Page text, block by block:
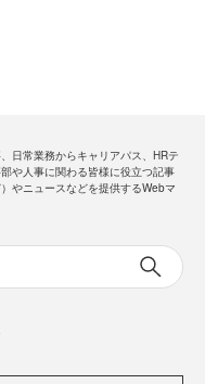
日常業務からキャリアパス、HRテ
や人事に関わる皆様に役立つ記事
）やニュースなどを提供するWebマ